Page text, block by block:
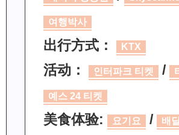
여행박사
出行方式： KTX
活动： 인터파크 티켓 /
예스 24 티켓
美食体验: 요기요 / 배